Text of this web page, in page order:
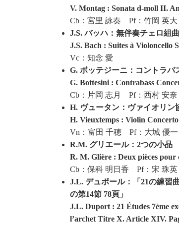
V. Montag : Sonata d-moll II.
Cb：宮里 詠奏 Pf：竹岡 英大
J.S. バッハ：無伴奏チェロ組
J.S. Bach : Suites à Violoncello
Vc：知念 愛
G. ボッテジーニ：コントラ
G. Bottesini : Contrabass
Cb：片岡 志月 Pf：西村 安奈
H. ヴュータン：ヴァイオリ
H. Vieuxtemps : Violin
Vn：富田 千穂 Pf：大城 優
R.M. グリエール：2つの小
R. M. Glière : Deux pièces pour
Cb：保科 明日香 Pf：宋 珠英
J.L. デュポール：「21の練習
の第14節 78頁」
J.L. Duport : 21 Études 7ème
l’archet Titre X. Article XIV.